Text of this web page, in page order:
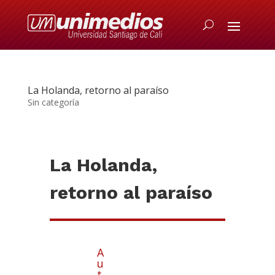
La Holanda, retorno al paraíso
Sin categoría
La Holanda,
retorno al paraíso
A
u